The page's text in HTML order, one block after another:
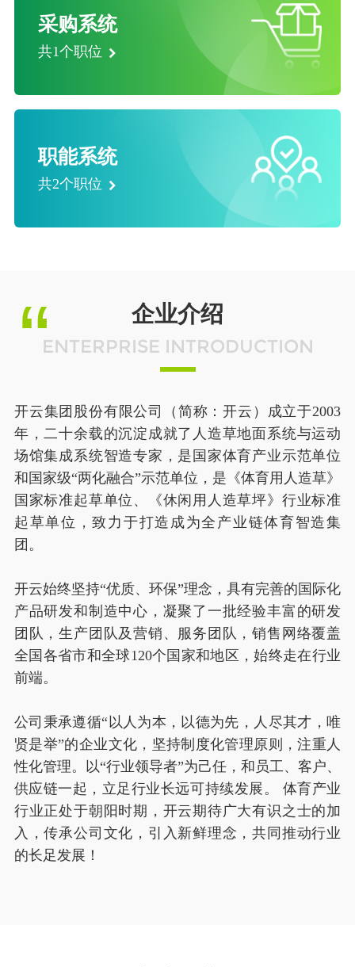
采购系统
共1个职位
职能系统
共2个职位
企业介绍
ENTERPRISE INTRODUCTION
开云集团股份有限公司（简称：开云）成立于2003
年，二十余载的沉淀成就了人造草地面系统与运动
场馆集成系统智造专家，是国家体育产业示范单位
和国家级“两化融合”示范单位，是《体育用人造草》
国家标准起草单位、《休闲用人造草坪》行业标准
起草单位，致力于打造成为全产业链体育智造集
团。
开云始终坚持“优质、环保”理念，具有完善的国际化
产品研发和制造中心，凝聚了一批经验丰富的研发
团队，生产团队及营销、服务团队，销售网络覆盖
全国各省市和全球120个国家和地区，始终走在行业
前端。
公司秉承遵循“以人为本，以德为先，人尽其才，唯
贤是举”的企业文化，坚持制度化管理原则，注重人
性化管理。以“行业领导者”为己任，和员工、客户、
供应链一起，立足行业长远可持续发展。 体育产业
行业正处于朝阳时期，开云期待广大有识之士的加
入，传承公司文化，引入新鲜理念，共同推动行业
的长足发展！